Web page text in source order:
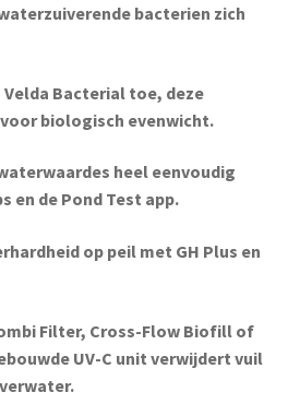
bacterien zich
Velda Bacterial toe, deze
biologisch evenwicht.
heel eenvoudig
en de Pond Test app.
op peil met GH Plus en
Filter, Cross-Flow Biofill of
UV-C unit verwijdert vuil